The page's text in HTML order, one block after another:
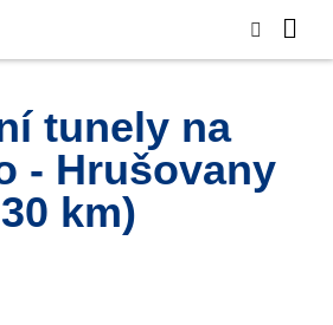
tunely na
- Hrušovany
km)